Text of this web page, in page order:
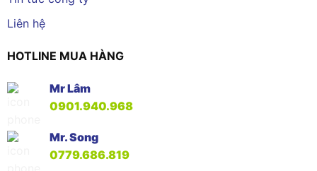
Liên hệ
HOTLINE MUA HÀNG
Mr Lâm
0901.940.968
Mr. Song
0779.686.819